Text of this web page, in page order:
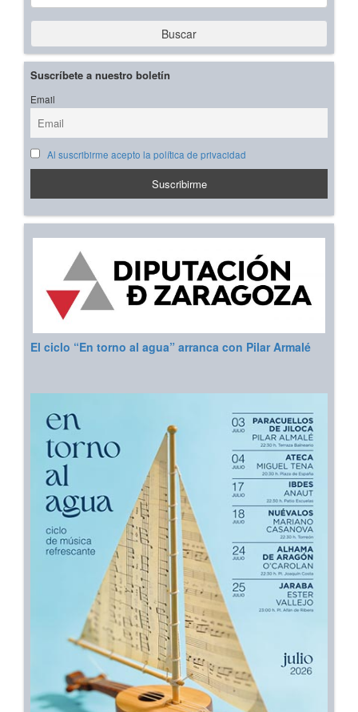
Buscar
Suscríbete a nuestro boletín
Email
Al suscribirme acepto la política de privacidad
El ciclo “En torno al agua” arranca con Pilar Armalé